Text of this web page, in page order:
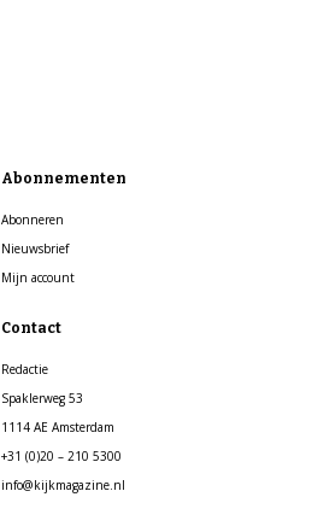
Abonnementen
Abonneren
Nieuwsbrief
Mijn account
Contact
Redactie
Spaklerweg 53
1114 AE Amsterdam
+31 (0)20 – 210 5300
info@kijkmagazine.nl